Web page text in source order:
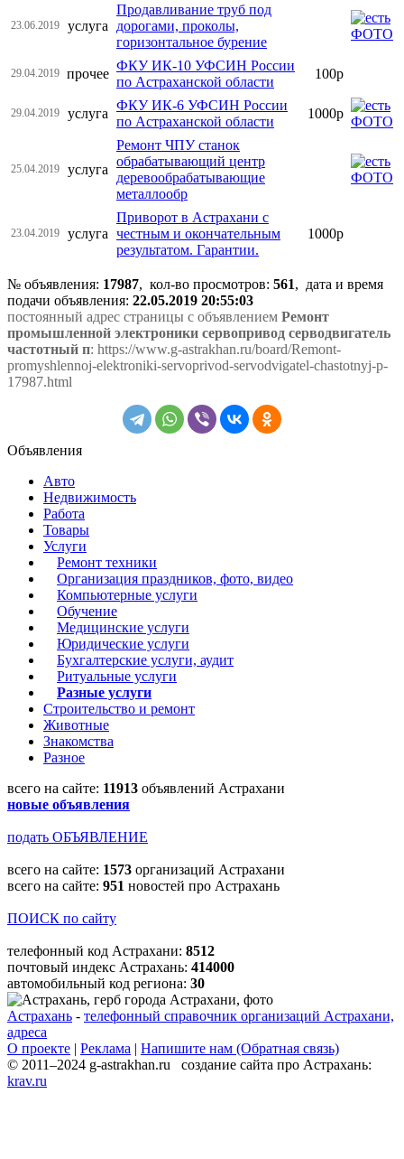
23.06.2019 услуга
Продавливание труб под
дорогами, проколы,
горизонтальное бурение
29.04.2019 прочее
ФКУ ИК-10 УФСИН России
по Астраханской области
100р
29.04.2019 услуга
ФКУ ИК-6 УФСИН России
по Астраханской области
1000р
25.04.2019 услуга
Ремонт ЧПУ станок
обрабатывающий центр
деревообрабатывающие
металлообр
23.04.2019 услуга
Приворот в Астрахани с
честным и окончательным
результатом. Гарантии.
1000р
№ объявления: 17987, кол-во просмотров: 561, дата и время
подачи объявления: 22.05.2019 20:55:03
постоянный адрес страницы с объявлением Ремонт
промышленной электроники сервопривод серводвигатель
частотный п: https://www.g-astrakhan.ru/board/Remont-
promyshlennoj-elektroniki-servoprivod-servodvigatel-chastotnyj-p-
17987.html
Объявления
Авто
Недвижимость
Работа
Товары
Услуги
Ремонт техники
Организация праздников, фото, видео
Компьютерные услуги
Обучение
Медицинские услуги
Юридические услуги
Бухгалтерские услуги, аудит
Ритуальные услуги
Разные услуги
Строительство и ремонт
Животные
Знакомства
Разное
всего на сайте: 11913 объявлений Астрахани
новые объявления
подать ОБЪЯВЛЕНИЕ
всего на сайте: 1573 организаций Астрахани
всего на сайте: 951 новостей про Астрахань
ПОИСК по сайту
телефонный код Астрахани: 8512
почтовый индекс Астрахань: 414000
автомобильный код региона: 30
Астрахань - телефонный справочник организаций Астрахани,
адреса
О проекте | Реклама | Напишите нам (Обратная связь)
© 2011–2024 g-astrakhan.ru создание сайта про Астрахань:
krav.ru